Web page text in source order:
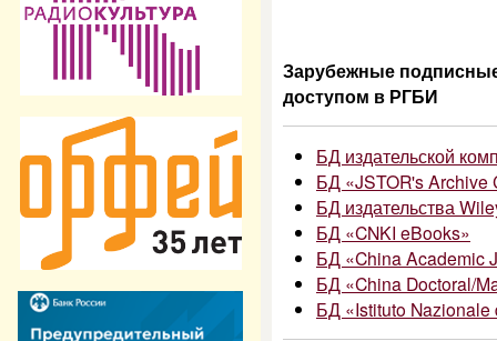
Зарубежные
доступом в РГБИ
БД издательской
БД «JSTOR's Archive
БД издательства
БД «CNKI eBooks»
БД «China Academic
БД «China Doctoral/
БД «Istituto Nazionale